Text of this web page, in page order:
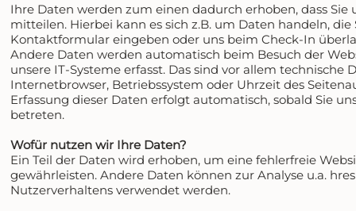
Ihre Daten werden zum einen dadurch erhoben, dass Sie
mitteilen. Hierbei kann es sich z.B. um Daten handeln, die
Kontaktformular eingeben oder uns beim Check-In
Andere Daten werden automatisch beim Besuch der
unsere IT-Systeme erfasst. Das sind vor allem technische
Internetbrowser, Betriebssystem oder Uhrzeit des
Erfassung dieser Daten erfolgt automatisch, sobald Sie
betreten.
Wofür nutzen wir Ihre Daten?
Ein Teil der Daten wird erhoben, um eine fehlerfreie
gewährleisten. Andere Daten können zur Analyse u.a. hres
Nutzerverhaltens verwendet werden.